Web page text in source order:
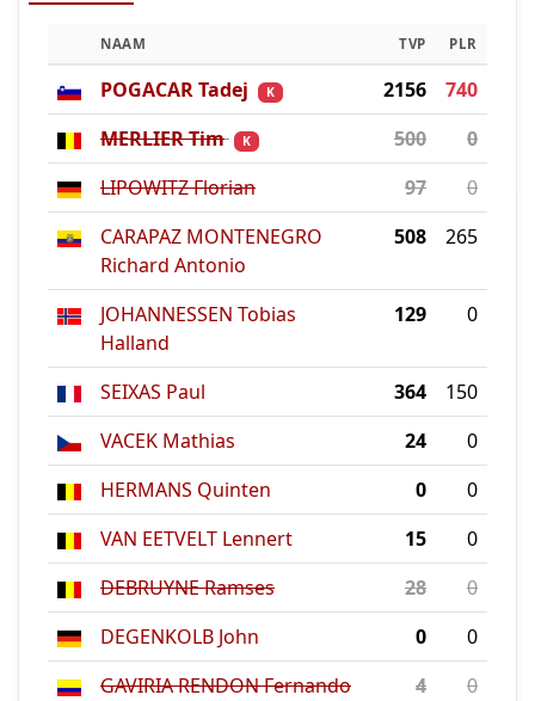
NAAM TVP PLR
POGACAR Tadej K 2156
740
MERLIER Tim
K 500
0
LIPOWITZ Florian
97
0
CARAPAZ MONTENEGRO
Richard Antonio
508 265
JOHANNESSEN Tobias
Halland
129 0
SEIXAS Paul 364
150
VACEK Mathias
24
0
HERMANS Quinten
0
0
VAN EETVELT Lennert
15
0
DEBRUYNE Ramses
28
0
DEGENKOLB John
0
0
GAVIRIA RENDON Fernando
4 0